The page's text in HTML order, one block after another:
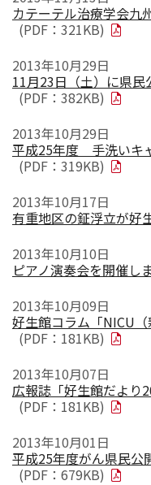
カテーテル治療学会九
(PDF：321KB)
2013年10月29日
11月23日（土）に県民
(PDF：382KB)
2013年10月29日
平成25年度 手洗いキ
(PDF：319KB)
2013年10月17日
有重地区の鉦浮立が好
2013年10月10日
ピアノ演奏会を開催し
2013年10月09日
好生館コラム「NICU（
(PDF：181KB)
2013年10月07日
広報誌「好生館だより
(PDF：181KB)
2013年10月01日
平成25年度がん県民公
(PDF：679KB)